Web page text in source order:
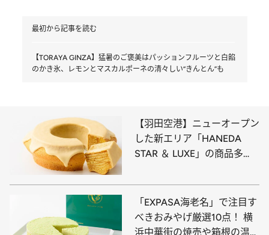
最初から記事を読む
【TORAYA GINZA】猛暑のご褒美はパッションフルーツと白餡
のかき氷、レモンとマスカルポーネの清々しい“きんとん”も
【羽田空港】ニューオープン
した新エリア「HANEDA
STAR ＆ LUXE」の商品多
トーショコラ、大人向けバー
ムクーヘンなど限定スイーツ
10選
「EXPASA海老名」で注目す
べきおみやげ厳選10点！ 横
浜中華街の焼売や箱根の温泉